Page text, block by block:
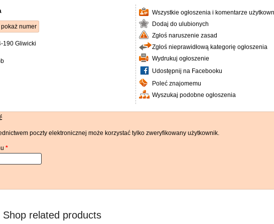
pokaż numer
190 Gliwicki
Wszystkie ogłoszenia i komentarze
Dodaj do ulubionych
Zgłoś naruszenie zasad
Zgłoś nieprawidłową kategorię ogłoszenia
Wydrukuj ogłoszenie
Udostępnij na Facebooku
Poleć znajomemu
Wyszukaj podobne ogłoszenia
poczty elektronicznej może korzystać tylko zweryfikowany użytkownik.
*